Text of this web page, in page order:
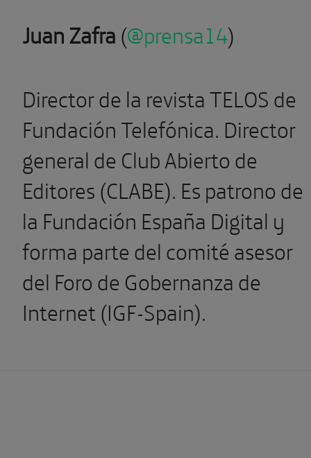
Juan Zafra(@prensa14)
Director de la revista TELOS de
Fundación Telefónica. Director
general de Club Abierto de
Editores (CLABE). Es patrono de
la Fundación España Digital y
forma parte del comité asesor
del Foro de Gobernanza de
Internet (IGF-Spain).